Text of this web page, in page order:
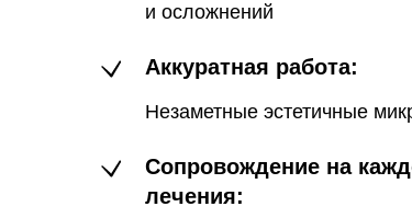
и осложнений
Аккуратная работа:
Незаметные эстетичные
Сопровождение на
лечения: